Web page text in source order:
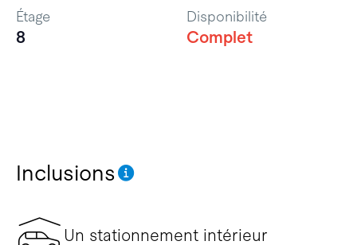
Inclusions
Un stationnement intérieur
Étage
8
Disponibilité
Complet